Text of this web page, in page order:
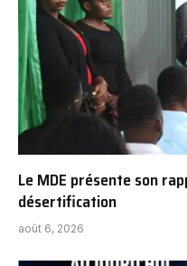
Le MDE présente son
désertification
août 6, 2026